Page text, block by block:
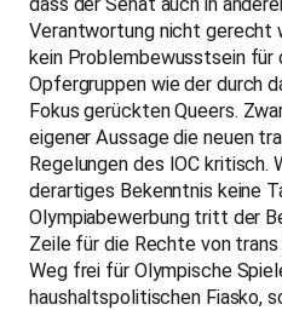
Verantwortung nicht gerecht
kein Problembewusstsein für
Opfergruppen wie der durch
Fokus gerückten Queers.
eigener Aussage die neuen
Regelungen des IOC
derartiges Bekenntnis keine
Olympiabewerbung tritt der
Zeile für die Rechte von
Weg frei für Olympische
haushaltspolitischen Fiasko,